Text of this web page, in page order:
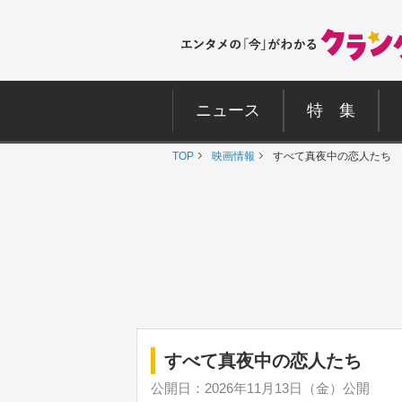
ニュース 特 集
TOP 映画情報 すべて真夜中の恋人たち
すべて真夜中の恋人たち
公開日：2026年11月13日（金）公開